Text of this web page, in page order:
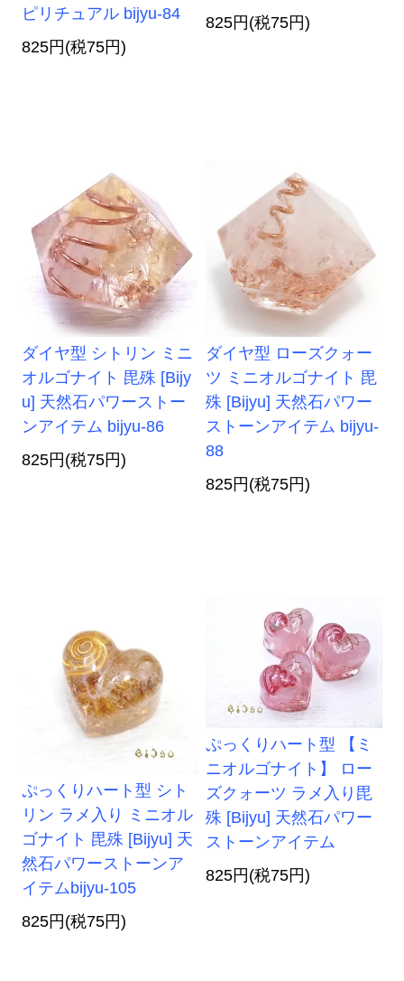
ピリチュアル bijyu-84
825円(税75円)
825円(税75円)
ダイヤ型 シトリン ミニ
オルゴナイト 毘殊 [Bijy
u] 天然石パワーストー
ンアイテム bijyu-86
825円(税75円)
ダイヤ型 ローズクォー
ツ ミニオルゴナイト 毘
殊 [Bijyu] 天然石パワー
ストーンアイテム bijyu-
88
825円(税75円)
ぷっくりハート型 シト
リン ラメ入り ミニオル
ゴナイト 毘殊 [Bijyu] 天
然石パワーストーンア
イテムbijyu-105
825円(税75円)
ぷっくりハート型 【ミ
ニオルゴナイト】 ロー
ズクォーツ ラメ入り毘
殊 [Bijyu] 天然石パワー
ストーンアイテム
825円(税75円)